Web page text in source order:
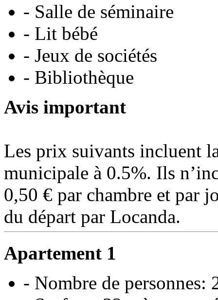
- Salle de séminaire
- Lit bébé
- Jeux de sociétés
- Bibliothèque
Avis important
Les prix suivants incluent
municipale à 0.5%. Ils
0,50 € par chambre et par
du départ par Locanda.
Apartement 1
- Nombre de personnes: